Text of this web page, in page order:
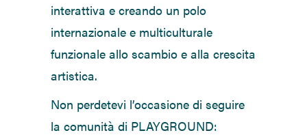
interattiva e creando un polo
internazionale e multiculturale
funzionale allo scambio e alla crescita
artistica.
Non perdetevi l’occasione di seguire
la comunità di PLAYGROUND: